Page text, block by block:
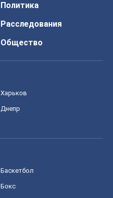
Политика
Расследования
Общество
Харьков
Днепр
Баскетбол
Бокс